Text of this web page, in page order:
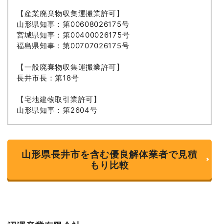
【産業廃棄物収集運搬業許可】
山形県知事：第00608026175号
宮城県知事：第00400026175号
福島県知事：第00707026175号
【一般廃棄物収集運搬業許可】
長井市長：第18号
【宅地建物取引業許可】
山形県知事：第2604号
山形県長井市を含む優良解体業者で見積
もり比較